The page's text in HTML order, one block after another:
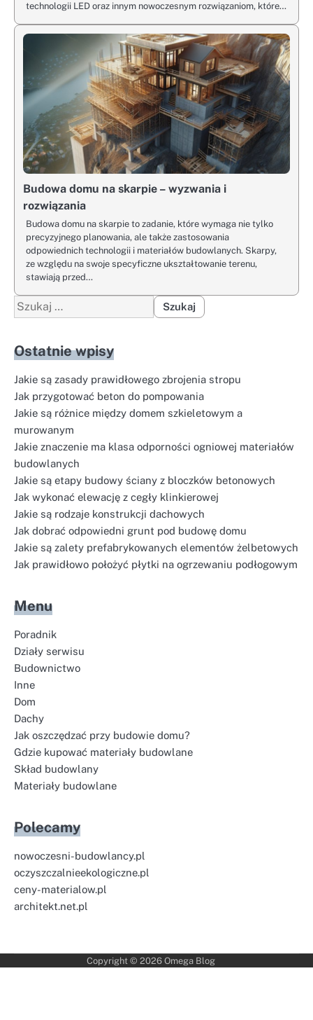
technologii LED oraz innym nowoczesnym rozwiązaniom, które…
Budowa domu na skarpie – wyzwania i
rozwiązania
Budowa domu na skarpie to zadanie, które wymaga nie tylko
precyzyjnego planowania, ale także zastosowania
odpowiednich technologii i materiałów budowlanych. Skarpy,
ze względu na swoje specyficzne ukształtowanie terenu,
stawiają przed…
Szukaj:
Ostatnie wpisy
Jakie są zasady prawidłowego zbrojenia stropu
Jak przygotować beton do pompowania
Jakie są różnice między domem szkieletowym a
murowanym
Jakie znaczenie ma klasa odporności ogniowej materiałów
budowlanych
Jakie są etapy budowy ściany z bloczków betonowych
Jak wykonać elewację z cegły klinkierowej
Jakie są rodzaje konstrukcji dachowych
Jak dobrać odpowiedni grunt pod budowę domu
Jakie są zalety prefabrykowanych elementów żelbetowych
Jak prawidłowo położyć płytki na ogrzewaniu podłogowym
Menu
Poradnik
Działy serwisu
Budownictwo
Inne
Dom
Dachy
Jak oszczędzać przy budowie domu?
Gdzie kupować materiały budowlane
Skład budowlany
Materiały budowlane
Polecamy
nowoczesni-budowlancy.pl
oczyszczalnieekologiczne.pl
ceny-materialow.pl
architekt.net.pl
Copyright © 2026 Omega Blog